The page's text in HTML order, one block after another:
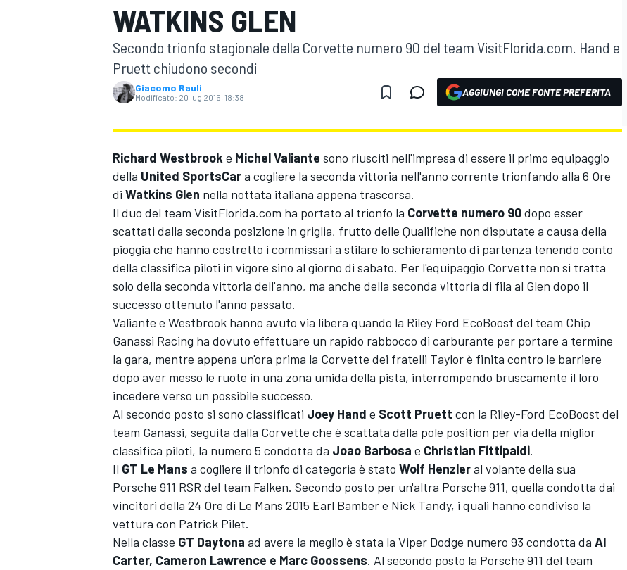
MOTOGP WEC
WRC
WATKINS GLEN
Secondo trionfo stagionale della Corvette numero 90 del team VisitFlorida.com. Hand e
Pruett chiudono secondi
Giacomo Rauli
Modificato: 20 lug 2015, 18:38 AGGIUNGI COME FONTE PREFERITA
Richard Westbrook e Michel Valiante sono riusciti nell'impresa di essere il primo equipaggio
della United SportsCara cogliere la seconda vittoria nell'anno corrente trionfando alla 6 Ore
di Watkins Glen nella nottata italiana appena trascorsa.
Il duo del team VisitFlorida.com ha portato al trionfo la Corvette numero 90dopo esser
scattati dalla seconda posizione in griglia, frutto delle Qualifiche non disputate a causa della
pioggia che hanno costretto i commissari a stilare lo schieramento di partenza tenendo conto
della classifica piloti in vigore sino al giorno di sabato. Per l'equipaggio Corvette non si tratta
solo della seconda vittoria dell'anno, ma anche della seconda vittoria di fila al Glen dopo il
successo ottenuto l'anno passato.
Valiante e Westbrook hanno avuto via libera quando la Riley Ford EcoBoost del team Chip
Ganassi Racing ha dovuto effettuare un rapido rabbocco di carburante per portare a termine
la gara, mentre appena un'ora prima la Corvette dei fratelli Taylor è finita contro le barriere
dopo aver messo le ruote in una zona umida della pista, interrompendo bruscamente il loro
incedere verso un possibile successo.
Al secondo posto si sono classificati Joey Hand e Scott Pruett con la Riley-Ford EcoBoost del
team Ganassi, seguita dalla Corvette che è scattata dalla pole position per via della miglior
classifica piloti, la numero 5 condotta da Joao Barbosa e Christian Fittipaldi.
Il GT Le Mans a cogliere il trionfo di categoria è stato Wolf Henzleral volante della sua
Porsche 911 RSR del team Falken. Secondo posto per un'altra Porsche 911, quella condotta dai
vincitori della 24 Ore di Le Mans 2015 Earl Bamber e Nick Tandy, i quali hanno condiviso la
vettura con Patrick Pilet.
Nella classe GT Daytona ad avere la meglio è stata la Viper Dodge numero 93 condotta da Al
Carter, Cameron Lawrence e Marc Goossens. Al secondo posto la Porsche 911 del team